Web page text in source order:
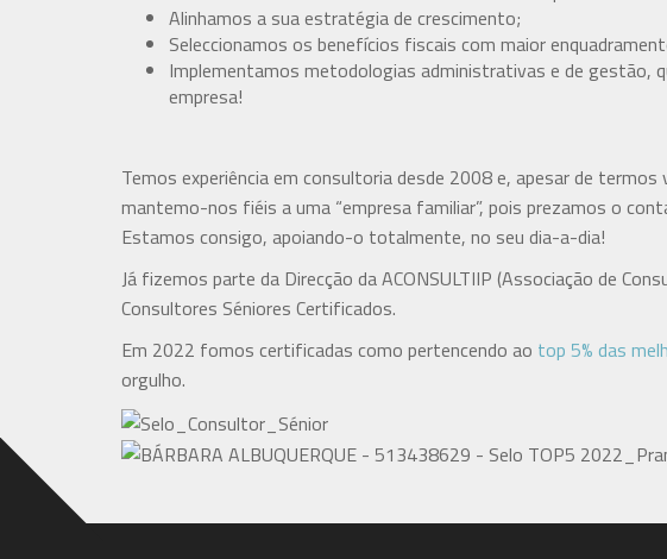
Alinhamos a sua estratégia de crescimento;
Seleccionamos os benefícios fiscais com maior
Implementamos metodologias administrativas e de gestão,
empresa!
Temos experiência em consultoria desde 2008 e, apesar de
mantemo-nos fiéis a uma “empresa familiar”, pois prezamos o
Estamos consigo, apoiando-o totalmente, no seu dia-a-dia!
Já fizemos parte da Direcção da ACONSULTIIP (Associação de
Consultores Séniores Certificados.
Em 2022 fomos certificadas como pertencendo ao top 5% das
orgulho.